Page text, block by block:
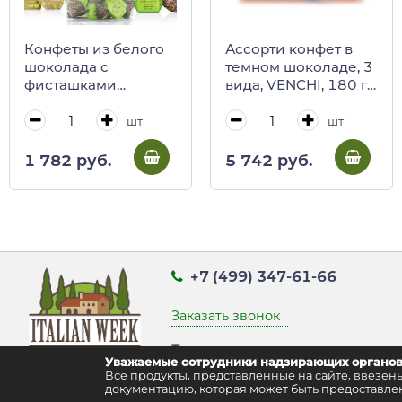
Конфеты из белого
шоколада с
фисташками
TORRONERIA
PIEMONTESE, 150 г
(пласт/пакет)
шт
1 782 руб.
Ассорти конфет в
темном шоколаде, 3
вида, VENCHI, 180 г
кор Мурано)
шт
5 742 руб.
Уважаемые сотрудники надзирающих
Все продукты, представленные на сайте,
документацию, которая может быть
+7 (499) 347-61-66
Заказать звонок
Точка выдачи заказов:
г. Москва, ул. Воздвиженка д. 9